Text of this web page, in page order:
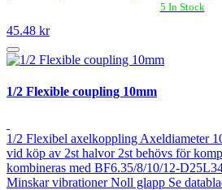
5 In Stock
45.48 kr
1/2 Flexible coupling 10mm
1/2 Flexibel axelkoppling Axeldiameter
vid köp av 2st halvor 2st behövs för
kombineras med BF6.35/8/10/12-
Minskar vibrationer Noll glapp Se